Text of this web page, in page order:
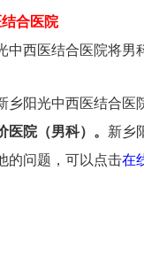
合医院
中西医结合医院将男
乡阳光中西医结合医
院（男科）。 新乡
的问题，可以点击在